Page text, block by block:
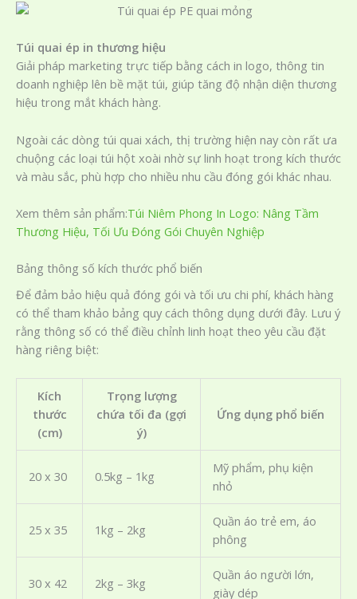
Túi quai ép in thương hiệu
Giải pháp marketing trực tiếp bằng cách in logo, thông tin
doanh nghiệp lên bề mặt túi, giúp tăng độ nhận diện thương
hiệu trong mắt khách hàng.
Ngoài các dòng túi quai xách, thị trường hiện nay còn rất ưa
chuộng các loại túi hột xoài nhờ sự linh hoạt trong kích thước
và màu sắc, phù hợp cho nhiều nhu cầu đóng gói khác nhau.
Xem thêm sản phẩm:Túi Niêm Phong In Logo: Nâng Tầm
Thương Hiệu, Tối Ưu Đóng Gói Chuyên Nghiệp
Bảng thông số kích thước phổ biến
Để đảm bảo hiệu quả đóng gói và tối ưu chi phí, khách hàng
có thể tham khảo bảng quy cách thông dụng dưới đây. Lưu ý
rằng thông số có thể điều chỉnh linh hoạt theo yêu cầu đặt
hàng riêng biệt:
Kích
thước
(cm)
Trọng lượng
chứa tối đa (gợi
ý)
Ứng dụng phổ biến
20 x 30 0.5kg – 1kg
Mỹ phẩm, phụ kiện
nhỏ
25 x 35 1kg – 2kg
Quần áo trẻ em, áo
phông
30 x 42 2kg – 3kg
Quần áo người lớn,
giày dép